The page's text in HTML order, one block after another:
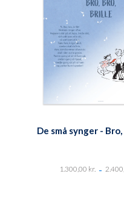
De små synger -
1.300,00 kr. -